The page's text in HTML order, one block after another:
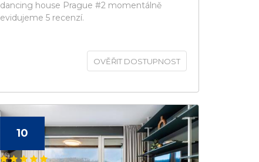
dancing house Prague #2 momentálně
evidujeme 5 recenzí.
OVĚŘIT DOSTUPNOST
10